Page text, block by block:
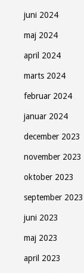
juni 2024
maj 2024
april 2024
marts 2024
februar 2024
januar 2024
december 2023
november 2023
oktober 2023
september 2023
juni 2023
maj 2023
april 2023